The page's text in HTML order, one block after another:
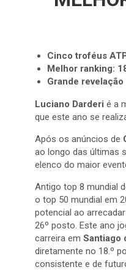
Cinco troféus
Melhor ranking:
Grande
Luciano Darderi é a
que este ano se
Após os anúncios de
ao longo das últimas
elenco do maior
Antigo top 8 mundial
o top 50 mundial em
potencial ao
26º posto. Este ano
carreira em Santiago
diretamente no 18.º
consistente e de